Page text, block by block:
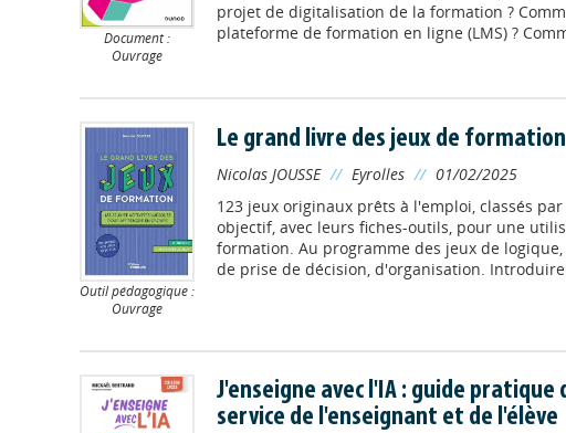
Document :
Ouvrage
projet de digitalisation de la formation ?
plateforme de formation en ligne (LMS) ?
Outil pédagogique :
Ouvrage
Le grand livre des jeux de formation
Nicolas JOUSSE // Eyrolles // 01/02/2025
123 jeux originaux prêts à l'emploi, classés
objectif, avec leurs fiches-outils, pour une
formation. Au programme des jeux de
de prise de décision, d'organisation.
J'enseigne avec l'IA : guide pratique
service de l'enseignant et de l'élève